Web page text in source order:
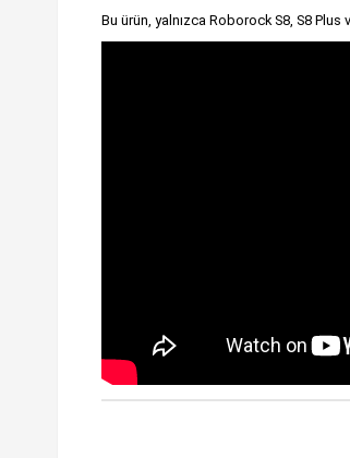
Bu ürün, yalnızca Roborock S8, S8